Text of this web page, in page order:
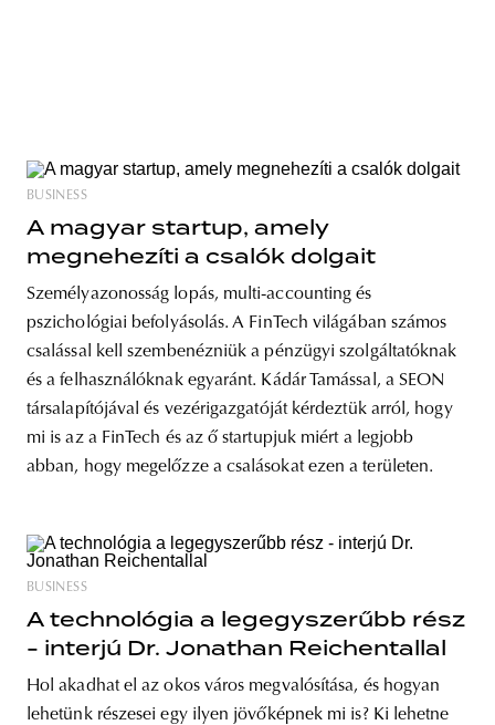
BUSINESS
A magyar startup, amely
megnehezíti a csalók dolgait
Személyazonosság lopás, multi-accounting és
pszichológiai befolyásolás. A FinTech világában számos
csalással kell szembenézniük a pénzügyi szolgáltatóknak
és a felhasználóknak egyaránt. Kádár Tamással, a SEON
társalapítójával és vezérigazgatóját kérdeztük arról, hogy
mi is az a FinTech és az ő startupjuk miért a legjobb
abban, hogy megelőzze a csalásokat ezen a területen.
BUSINESS
A technológia a legegyszerűbb rész
- interjú Dr. Jonathan Reichentallal
Hol akadhat el az okos város megvalósítása, és hogyan
lehetünk részesei egy ilyen jövőképnek mi is? Ki lehetne